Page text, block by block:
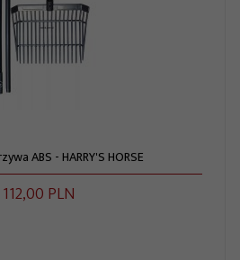
ABS - HARRY'S HORSE
112,00 PLN